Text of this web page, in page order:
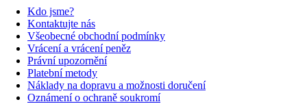
Kdo jsme?
Kontaktujte nás
Všeobecné obchodní podmínky
Vrácení a vrácení peněz
Právní upozornění
Platební metody
Náklady na dopravu a možnosti doručení
Oznámení o ochraně soukromí